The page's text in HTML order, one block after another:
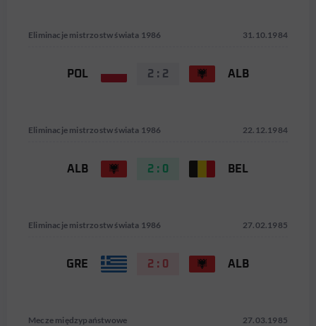
Eliminacje mistrzostw świata 1986 31.10.1984
POL 2 : 2 ALB
Eliminacje mistrzostw świata 1986 22.12.1984
ALB 2 : 0 BEL
Eliminacje mistrzostw świata 1986 27.02.1985
GRE 2 : 0 ALB
Mecze międzypaństwowe 27.03.1985